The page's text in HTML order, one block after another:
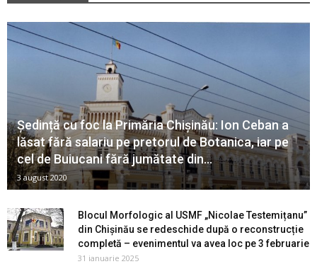
Ședință cu foc la Primăria Chișinău: Ion Ceban a
lăsat fără salariu pe pretorul de Botanica, iar pe
cel de Buiucani fără jumătate din...
3 august 2020
Blocul Morfologic al USMF „Nicolae Testemițanu”
din Chișinău se redeschide după o reconstrucție
completă – evenimentul va avea loc pe 3 februarie
31 ianuarie 2025